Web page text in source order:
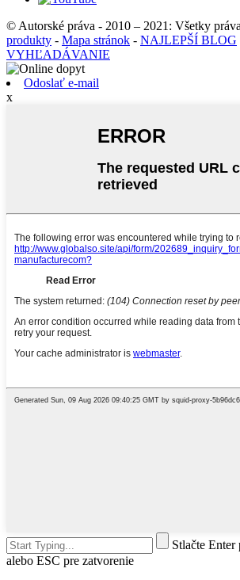
© Autorské práva - 2010 – 2021: Všetky
produkty - Mapa stránok - NAJLEPŠÍ BLOG
VYHĽADÁVANIE
Odoslať e-mail
x
Stlačte
alebo ESC pre zatvorenie